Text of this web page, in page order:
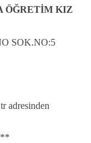
ÖĞRETİM KIZ
SOK.NO:5
adresinden